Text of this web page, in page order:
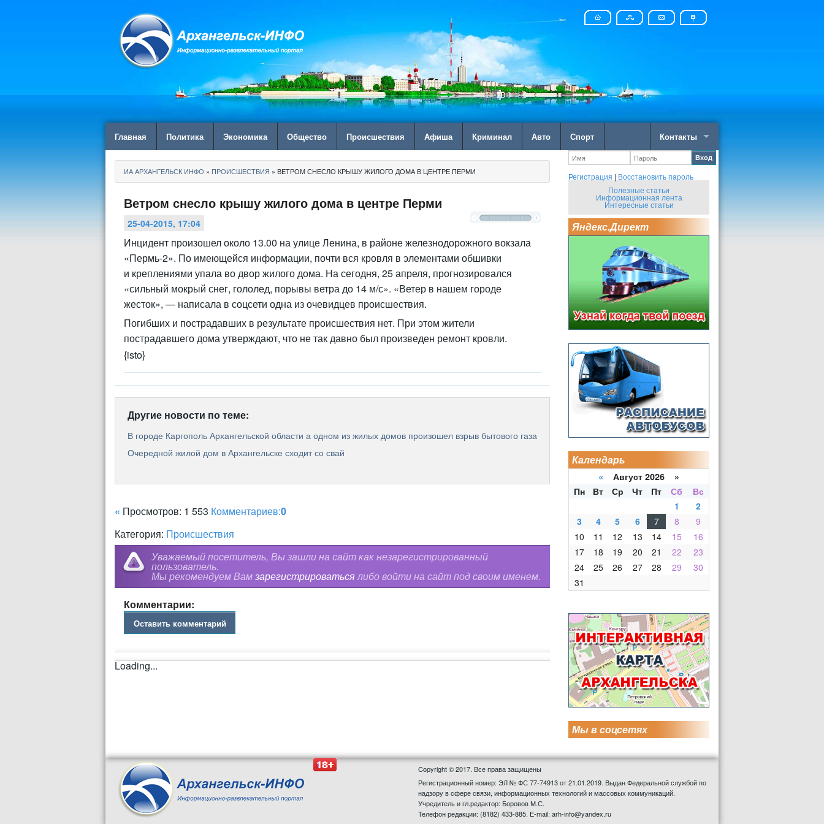
Главная Политика Экономика Общество Происшествия Афиша Криминал Авто Спорт Контакты
ИА АРХАНГЕЛЬСК ИНФО » ПРОИСШЕСТВИЯ » ВЕТРОМ СНЕСЛО КРЫШУ ЖИЛОГО ДОМА В ЦЕНТРЕ ПЕРМИ
Ветром снесло крышу жилого дома в центре Перми
25-04-2015, 17:04
Инцидент произошел около 13.00 на улице Ленина, в районе железнодорожного вокзала
«Пермь-2». По имеющейся информации, почти вся кровля в элементами обшивки
и креплениями упала во двор жилого дома. На сегодня, 25 апреля, прогнозировался
«сильный мокрый снег, гололед, порывы ветра до 14 м/с». «Ветер в нашем городе
жесток», — написала в соцсети одна из очевидцев происшествия.
Погибших и пострадавших в результате происшествия нет. При этом жители
пострадавшего дома утверждают, что не так давно был произведен ремонт кровли.
{isto}
Другие новости по теме:
В городе Каргополь Архангельской области а одном из жилых домов произошел взрыв бытового газа
Очередной жилой дом в Архангельске сходит со свай
« Просмотров: 1 553 Комментариев:0
Категория: Происшествия
Уважаемый посетитель, Вы зашли на сайт как незарегистрированный
пользователь.
Мы рекомендуем Вамзарегистрироватьсялибо войти на сайт под своим именем.
Комментарии:
Оставить комментарий
Loading...
Вход
Регистрация | Восстановить пароль
Полезные статьи
Информационная лента
Интересные статьи
Яндекс.Директ
Календарь
« Август 2026 »
Пн
Вт Ср Чт Пт Сб
Вс
1
2
3
4 5 6 7 8
9
10
11 12 13 14 15
16
17
18 19 20 21 22
23
24
25 26 27 28 29
30
31
Мы в соцсетях
Copyright © 2017. Все права защищены
Регистрационный номер: ЭЛ № ФС 77-74913 от 21.01.2019. Выдан Федеральной службой по
надзору в сфере связи, информационных технологий и массовых коммуникаций.
Учредитель и гл.редактор: Боровов М.С.
Телефон редакции: (8182) 433-885. E-mail: arh-info@yandex.ru